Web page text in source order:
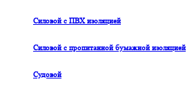
Силовой с ПВХ изоляцией
Силовой с пропитанной бумажной изоляцией
Судовой